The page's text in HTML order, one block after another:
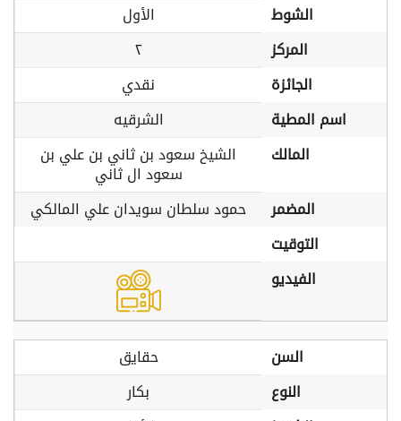
الشوط
الأول
المركز
٢
الجائزة
نقدي
اسم المطية
الشرقيه
المالك
الشيخ سعود بن ثاني بن علي بن
سعود ال ثاني
المضمر
حمود سلطان سويدان علي المالكي
التوقيت
الفيديو
السن
حقايق
النوع
بكار